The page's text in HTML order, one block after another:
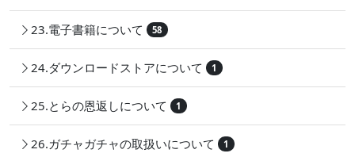
23.電子書籍について 58
24.ダウンロードストアについて 1
25.とらの恩返しについて 1
26.ガチャガチャの取扱いについて 1